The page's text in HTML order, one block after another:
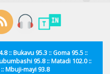
:: Bukavu 95.3 :: Goma 95.5 ::
95.8 :: Matadi 102.0 ::
Mbuji-mayi 93.8